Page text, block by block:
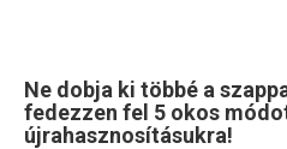
Ne dobja ki többé a
fedezzen fel 5 okos
újrahasznosításukra!